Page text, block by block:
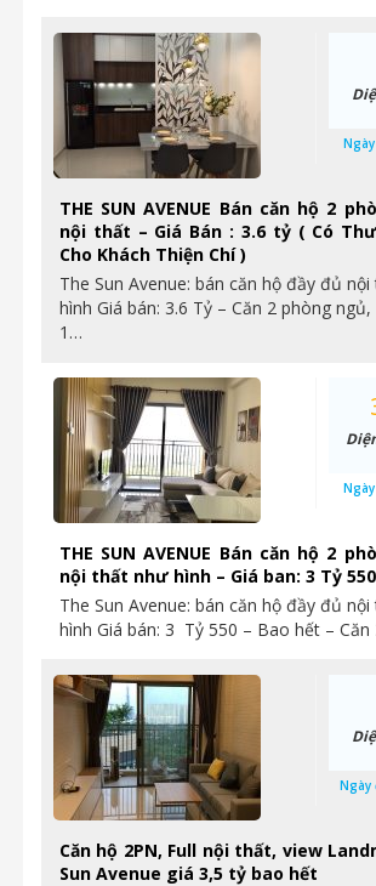
THE SUN AVENUE Bán căn hộ 2
nội thất – Giá Bán : 3.6 tỷ ( Có
Cho Khách Thiện Chí )
The Sun Avenue: bán căn hộ đầy đủ
hình Giá bán: 3.6 Tỷ – Căn 2 phòng
1…
THE SUN AVENUE Bán căn hộ 2
nội thất như hình – Giá ban: 3 Tỷ
The Sun Avenue: bán căn hộ đầy đủ
hình Giá bán: 3 Tỷ 550 – Bao hết –
Căn hộ 2PN, Full nội thất, view
Sun Avenue giá 3,5 tỷ bao hết
Ngày